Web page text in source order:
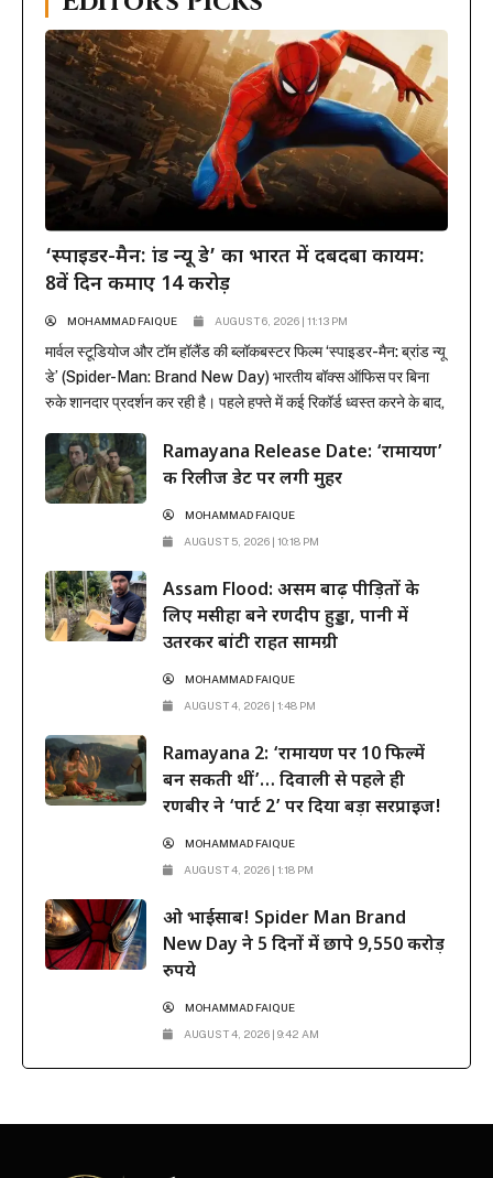
‘स्पाइडर-मैन: ब्रांड न्यू डे’ का भारत में दबदबा कायम:
8वें दिन कमाए 14 करोड़
MOHAMMAD FAIQUE AUGUST 6, 2026 | 11:13 PM
मार्वल स्टूडियोज और टॉम हॉलैंड की ब्लॉकबस्टर फिल्म ‘स्पाइडर-मैन: ब्रांड न्यू
डे’ (Spider-Man: Brand New Day) भारतीय बॉक्स ऑफिस पर बिना
रुके शानदार प्रदर्शन कर रही है। पहले हफ्ते में कई रिकॉर्ड ध्वस्त करने के बाद,
बनाए रखी है। रिलीज के...Ramayana Release Date: ‘रामायण’
की रिलीज डेट पर लगी मुहर
MOHAMMAD FAIQUE
AUGUST 5, 2026 | 10:18 PM
Assam Flood: असम बाढ़ पीड़ितों के
लिए मसीहा बने रणदीप हुड्डा, पानी में
उतरकर बांटी राहत सामग्री
MOHAMMAD FAIQUE
AUGUST 4, 2026 | 1:48 PM
Ramayana 2: ‘रामायण पर 10 फिल्में
बन सकती थीं’… दिवाली से पहले ही
रणबीर ने ‘पार्ट 2’ पर दिया बड़ा सरप्राइज!
MOHAMMAD FAIQUE
AUGUST 4, 2026 | 1:18 PM
ओ भाईसाब! Spider Man Brand
New Day ने 5 दिनों में छापे 9,550 करोड़
रुपये
MOHAMMAD FAIQUE
AUGUST 4, 2026 | 9:42 AM